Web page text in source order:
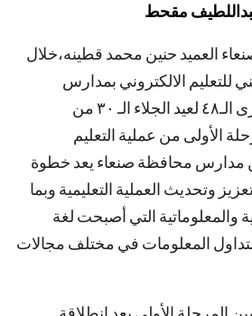
مقحط
العميد حنين محمد قطينه،خلال
للتعليم الالكتروني بمدارس
المحافظة احتفاءً الذكرى الـ٤٨ لعيد الجلاء الـ ٣٠ من
الأولى من عملية التعليم
مدارس محافظة صنعاء يعد خطوة
وتحديث العملية التعليمية وبما
والمعلوماتية التي أصبحت لغة
المعلومات في مختلف مجالات